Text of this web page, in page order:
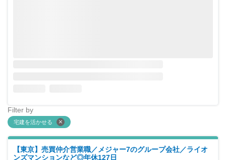
Filter by
宅建を活かせる
【東京】売買仲介営業職／メジャー7のグループ会社／ライオ
ンズマンションなど◎年休127日